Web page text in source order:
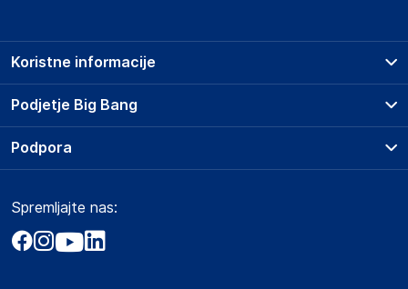
Podjetje Big Bang
O podjetju
Obvestila za javnost
Akt o digitalnih storitvah
Koristne informacije
Prodajna mesta
Storitve
Dostava, vnos in odvoz
Zavarovanje izdelkov
Podpora
Marketplace
Kako oddati naročilo?
Spremljajte nas: